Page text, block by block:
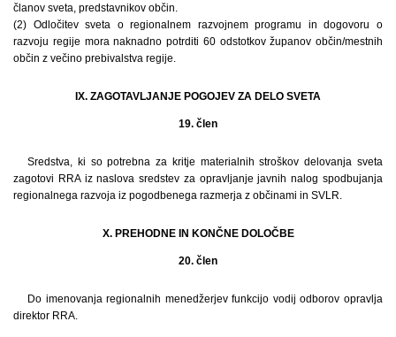
članov sveta, predstavnikov občin.
(2) Odločitev sveta o regionalnem razvojnem programu in dogovoru o
razvoju regije mora naknadno potrditi 60 odstotkov županov občin/mestnih
občin z večino prebivalstva regije.
IX. ZAGOTAVLJANJE POGOJEV ZA DELO SVETA
19. člen
Sredstva, ki so potrebna za kritje materialnih stroškov delovanja sveta
zagotovi RRA iz naslova sredstev za opravljanje javnih nalog spodbujanja
regionalnega razvoja iz pogodbenega razmerja z občinami in SVLR.
X. PREHODNE IN KONČNE DOLOČBE
20. člen
Do imenovanja regionalnih menedžerjev funkcijo vodij odborov opravlja
direktor RRA.